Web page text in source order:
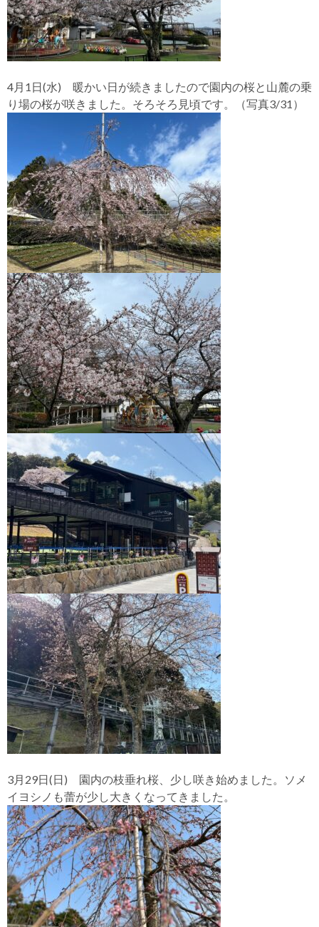
4月1日(水) 暖かい日が続きましたので園内の桜と山麓の乗
り場の桜が咲きました。そろそろ見頃です。（写真3/31）
3月29日(日) 園内の枝垂れ桜、少し咲き始めました。ソメ
イヨシノも蕾が少し大きくなってきました。